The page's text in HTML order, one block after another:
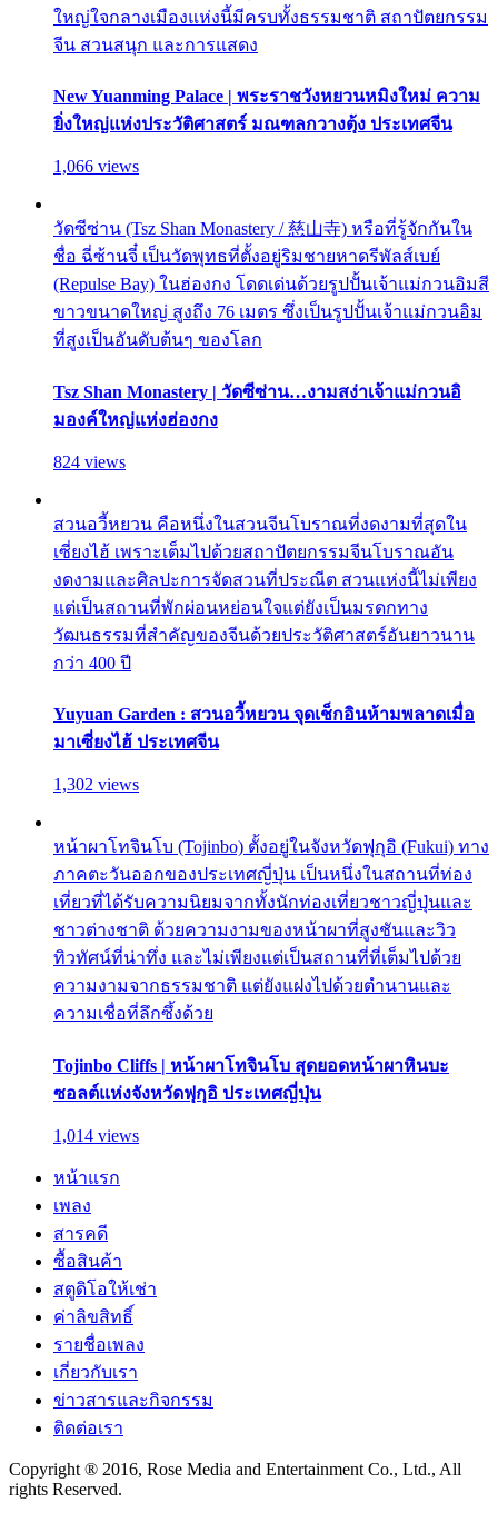
ใหญ่ใจกลางเมืองแห่งนี้มีครบทั้งธรรมชาติ สถาปัตยกรรม
จีน สวนสนุก และการแสดง
New Yuanming Palace | พระราชวังหยวนหมิงใหม่ ความ
ยิ่งใหญ่แห่งประวัติศาสตร์ มณฑลกวางตุ้ง ประเทศจีน
1,066 views
วัดซีซ่าน (Tsz Shan Monastery / 慈山寺) หรือที่รู้จักกันใน
ชื่อ ฉี่ซ้านจี๋ เป็นวัดพุทธที่ตั้งอยู่ริมชายหาดรีพัลส์เบย์
(Repulse Bay) ในฮ่องกง โดดเด่นด้วยรูปปั้นเจ้าแม่กวนอิมสี
ขาวขนาดใหญ่ สูงถึง 76 เมตร ซึ่งเป็นรูปปั้นเจ้าแม่กวนอิม
ที่สูงเป็นอันดับต้นๆ ของโลก
Tsz Shan Monastery | วัดซีซ่าน…งามสง่าเจ้าแม่กวนอิ
มองค์ใหญ่แห่งฮ่องกง
824 views
สวนอวี้หยวน คือหนึ่งในสวนจีนโบราณที่งดงามที่สุดใน
เซี่ยงไฮ้ เพราะเต็มไปด้วยสถาปัตยกรรมจีนโบราณอัน
งดงามและศิลปะการจัดสวนที่ประณีต สวนแห่งนี้ไม่เพียง
แต่เป็นสถานที่พักผ่อนหย่อนใจแต่ยังเป็นมรดกทาง
วัฒนธรรมที่สำคัญของจีนด้วยประวัติศาสตร์อันยาวนาน
กว่า 400 ปี
Yuyuan Garden : สวนอวี้หยวน จุดเช็กอินห้ามพลาดเมื่อ
มาเซี่ยงไฮ้ ประเทศจีน
1,302 views
หน้าผาโทจินโบ (Tojinbo) ตั้งอยู่ในจังหวัดฟุกุอิ (Fukui) ทาง
ภาคตะวันออกของประเทศญี่ปุ่น เป็นหนึ่งในสถานที่ท่อง
เที่ยวที่ได้รับความนิยมจากทั้งนักท่องเที่ยวชาวญี่ปุ่นและ
ชาวต่างชาติ ด้วยความงามของหน้าผาที่สูงชันและวิว
ทิวทัศน์ที่น่าทึ่ง และไม่เพียงแต่เป็นสถานที่ที่เต็มไปด้วย
ความงามจากธรรมชาติ แต่ยังแฝงไปด้วยตำนานและ
ความเชื่อที่ลึกซึ้งด้วย
Tojinbo Cliffs | หน้าผาโทจินโบ สุดยอดหน้าผาหินบะ
ซอลต์แห่งจังหวัดฟุกุอิ ประเทศญี่ปุ่น
1,014 views
หน้าแรก
เพลง
สารคดี
ซื้อสินค้า
สตูดิโอให้เช่า
ค่าลิขสิทธิ์
รายชื่อเพลง
เกี่ยวกับเรา
ข่าวสารและกิจกรรม
ติดต่อเรา
Copyright ® 2016, Rose Media and Entertainment Co., Ltd., All
rights Reserved.